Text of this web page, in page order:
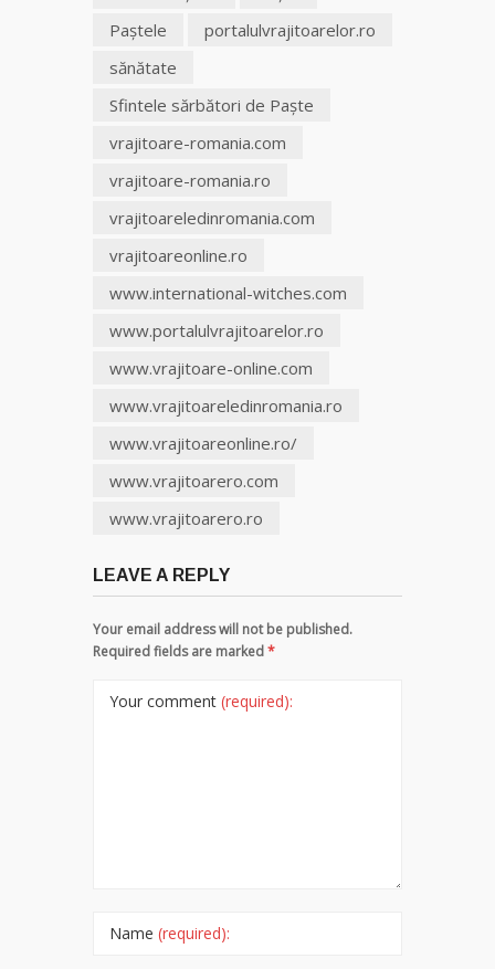
Paştele
portalulvrajitoarelor.ro
sănătate
Sfintele sărbători de Paște
vrajitoare-romania.com
vrajitoare-romania.ro
vrajitoareledinromania.com
vrajitoareonline.ro
www.international-witches.com
www.portalulvrajitoarelor.ro
www.vrajitoare-online.com
www.vrajitoareledinromania.ro
www.vrajitoareonline.ro/
www.vrajitoarero.com
www.vrajitoarero.ro
LEAVE A REPLY
Your email address will not be published.
Required fields are marked*
Your comment (required):
Name (required):